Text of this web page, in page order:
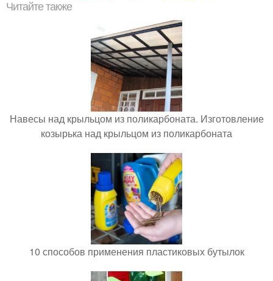
Читайте также
Навесы над крыльцом из поликарбоната. Изготовление
козырька над крыльцом из поликарбоната
10 способов применения пластиковых бутылок